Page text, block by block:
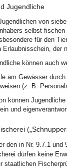
Jugendliche
von
selbst
für den
der
können auch
am Gewässer
(z. B.
können
und
den in Nr. 9.7.1
dürfen keine
staatlichen